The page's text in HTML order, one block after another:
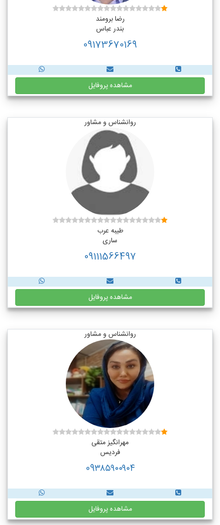
رضا برومند
بندر عباس
09173670169
مشاهده پروفایل
روانشناس و مشاور
طیبه عرب
ساری
09111566497
مشاهده پروفایل
روانشناس و مشاور
مهرانگیز متقی
فردیس
09۳۸۵۹۰۰۹۰۴
مشاهده پروفایل